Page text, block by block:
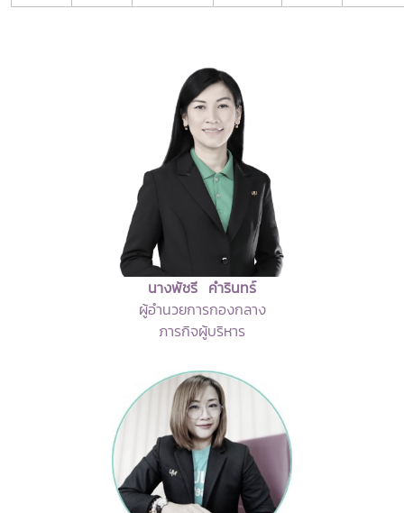
นางพัชรี คำรินทร์
ผู้อำนวยการกองกลาง
ภารกิจผู้บริหาร